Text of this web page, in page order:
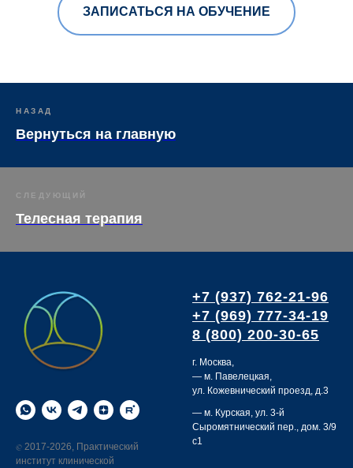
ЗАПИСАТЬСЯ НА ОБУЧЕНИЕ
НАЗАД
Вернуться на главную
СЛЕДУЮЩИЙ
Телесная терапия
© 2017-2026, Практический
институт клинической
+7 (937) 762-21-96
+7 (969) 777-34-19
8 (800) 200-30-65
г. Москва,
— м. Павелецкая,
ул. Кожевнический проезд, д.3
— м. Курская, ул. 3-й
Сыромятнический пер., дом. 3/9
с1